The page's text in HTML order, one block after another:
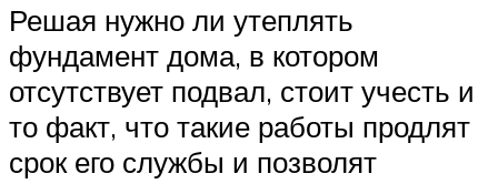
Решая нужно ли утеплять
фундамент дома, в котором
отсутствует подвал, стоит учесть и
то факт, что такие работы продлят
срок его службы и позволят